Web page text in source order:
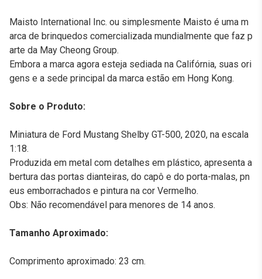
Maisto International Inc. ou simplesmente Maisto é uma m
arca de brinquedos comercializada mundialmente que faz p
arte da May Cheong Group.
Embora a marca agora esteja sediada na Califórnia, suas ori
gens e a sede principal da marca estão em Hong Kong.
Sobre o Produto:
Miniatura de Ford Mustang Shelby GT-500, 2020, na escala
1:18.
Produzida em metal com detalhes em plástico, apresenta a
bertura das portas dianteiras, do capô e do porta-malas, pn
eus emborrachados e pintura na cor Vermelho.
Obs: Não recomendável para menores de 14 anos.
Tamanho Aproximado:
Comprimento aproximado: 23 cm.